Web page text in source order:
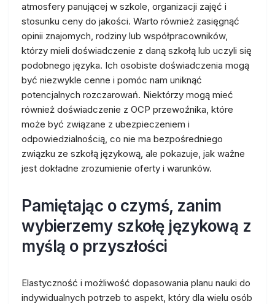
atmosfery panującej w szkole, organizacji zajęć i
stosunku ceny do jakości. Warto również zasięgnąć
opinii znajomych, rodziny lub współpracowników,
którzy mieli doświadczenie z daną szkołą lub uczyli się
podobnego języka. Ich osobiste doświadczenia mogą
być niezwykle cenne i pomóc nam uniknąć
potencjalnych rozczarowań. Niektórzy mogą mieć
również doświadczenie z OCP przewoźnika, które
może być związane z ubezpieczeniem i
odpowiedzialnością, co nie ma bezpośredniego
związku ze szkołą językową, ale pokazuje, jak ważne
jest dokładne zrozumienie oferty i warunków.
Pamiętając o czymś, zanim
wybierzemy szkołę językową z
myślą o przyszłości
Elastyczność i możliwość dopasowania planu nauki do
indywidualnych potrzeb to aspekt, który dla wielu osób